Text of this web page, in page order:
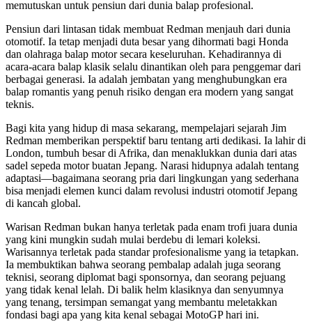
memutuskan untuk pensiun dari dunia balap profesional.
Pensiun dari lintasan tidak membuat Redman menjauh dari dunia
otomotif. Ia tetap menjadi duta besar yang dihormati bagi Honda
dan olahraga balap motor secara keseluruhan. Kehadirannya di
acara-acara balap klasik selalu dinantikan oleh para penggemar dari
berbagai generasi. Ia adalah jembatan yang menghubungkan era
balap romantis yang penuh risiko dengan era modern yang sangat
teknis.
Bagi kita yang hidup di masa sekarang, mempelajari sejarah Jim
Redman memberikan perspektif baru tentang arti dedikasi. Ia lahir di
London, tumbuh besar di Afrika, dan menaklukkan dunia dari atas
sadel sepeda motor buatan Jepang. Narasi hidupnya adalah tentang
adaptasi—bagaimana seorang pria dari lingkungan yang sederhana
bisa menjadi elemen kunci dalam revolusi industri otomotif Jepang
di kancah global.
Warisan Redman bukan hanya terletak pada enam trofi juara dunia
yang kini mungkin sudah mulai berdebu di lemari koleksi.
Warisannya terletak pada standar profesionalisme yang ia tetapkan.
Ia membuktikan bahwa seorang pembalap adalah juga seorang
teknisi, seorang diplomat bagi sponsornya, dan seorang pejuang
yang tidak kenal lelah. Di balik helm klasiknya dan senyumnya
yang tenang, tersimpan semangat yang membantu meletakkan
fondasi bagi apa yang kita kenal sebagai MotoGP hari ini.